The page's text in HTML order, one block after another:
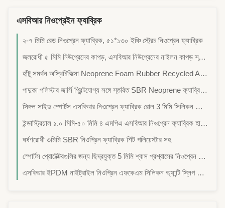
এসবিআর নিওপ্রেইন ফ্যাব্রিক
২-৭ মিমি রেড নিওপ্রেন ফ্যাব্রিক, ৫১*১৩০ ইঞ্চি স্ট্রেচ নিওপ্রেন ফ্যাব্রিক
জলরোধী ৫ মিমি নিউপ্রেনের কাপড়, এসবিআর নিউপ্রেনের নাইলন কাপড় স্তরিত সাশ্রয়ী মূল্যের, বেসিক, কম খরচে,
হাঁটু সমর্থন অস্থিচিকিত্সা Neoprene Foam Rubber Recycled Adhesive Wear-Resistant, Antibacterial, Waterproof,
পাদুকা পলিস্টার জার্সি প্রিন্টযোগ্য সঙ্গে স্তরিত SBR Neoprene ফ্যাব্রিক, মাউস প্যাড জন্য উপযুক্ত, কাপ কভার
সিঙ্গল সাইড স্পোর্টস এসবিআর নিওপ্রেন ফ্যাব্রিক রোল 3 মিমি সিলিকন স্পঞ্জ রাবার মাউস প্যাডের জন্য ব্যবহার করুন যোগ প্যাড
ইন্ডাস্ট্রিয়াল ১.০ মিমি-৫০ মিমি ৪ এমপিএ এসবিআর নিওপ্রেন ফ্যাব্রিক হালকা ওজন
ঘর্ষণরোধী ৩মিমি SBR নিওপ্রিন ফ্যাব্রিক শিট পলিয়েস্টার সহ
স্পোর্টস প্রোটেক্টরগুলির জন্য ছিদ্রযুক্ত 5 মিমি শ্বাস প্রশ্বাসের নিওপ্রেন ফ্যাব্রিক
এসবিআর ইPDM নাইট্রাইল নিওপ্রিন এফকেএম সিলিকন অ্যান্টি স্লিপ রাবার শিট ফ্লোরিং ম্যাট ব্যবহার